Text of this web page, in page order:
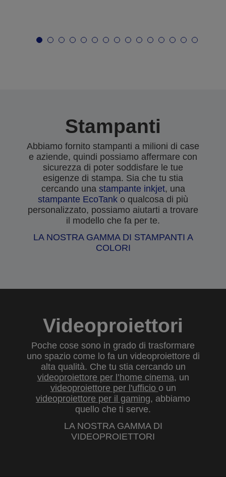
Stampanti
Abbiamo fornito stampanti a milioni di case
e aziende, quindi possiamo affermare con
sicurezza di poter soddisfare le tue
esigenze di stampa. Sia che tu stia
cercando una stampante inkjet, una
stampante EcoTank o qualcosa di più
personalizzato, possiamo aiutarti a trovare
il modello che fa per te.
LA NOSTRA GAMMA DI STAMPANTI A
COLORI
Videoproiettori
Poche cose sono in grado di trasformare
uno spazio come lo fa un videoproiettore di
alta qualità. Che tu stia cercando un
videoproiettore per l’home cinema, un
videoproiettore per l'ufficio o un
videoproiettore per il gaming, abbiamo
quello che ti serve.
LA NOSTRA GAMMA DI
VIDEOPROIETTORI